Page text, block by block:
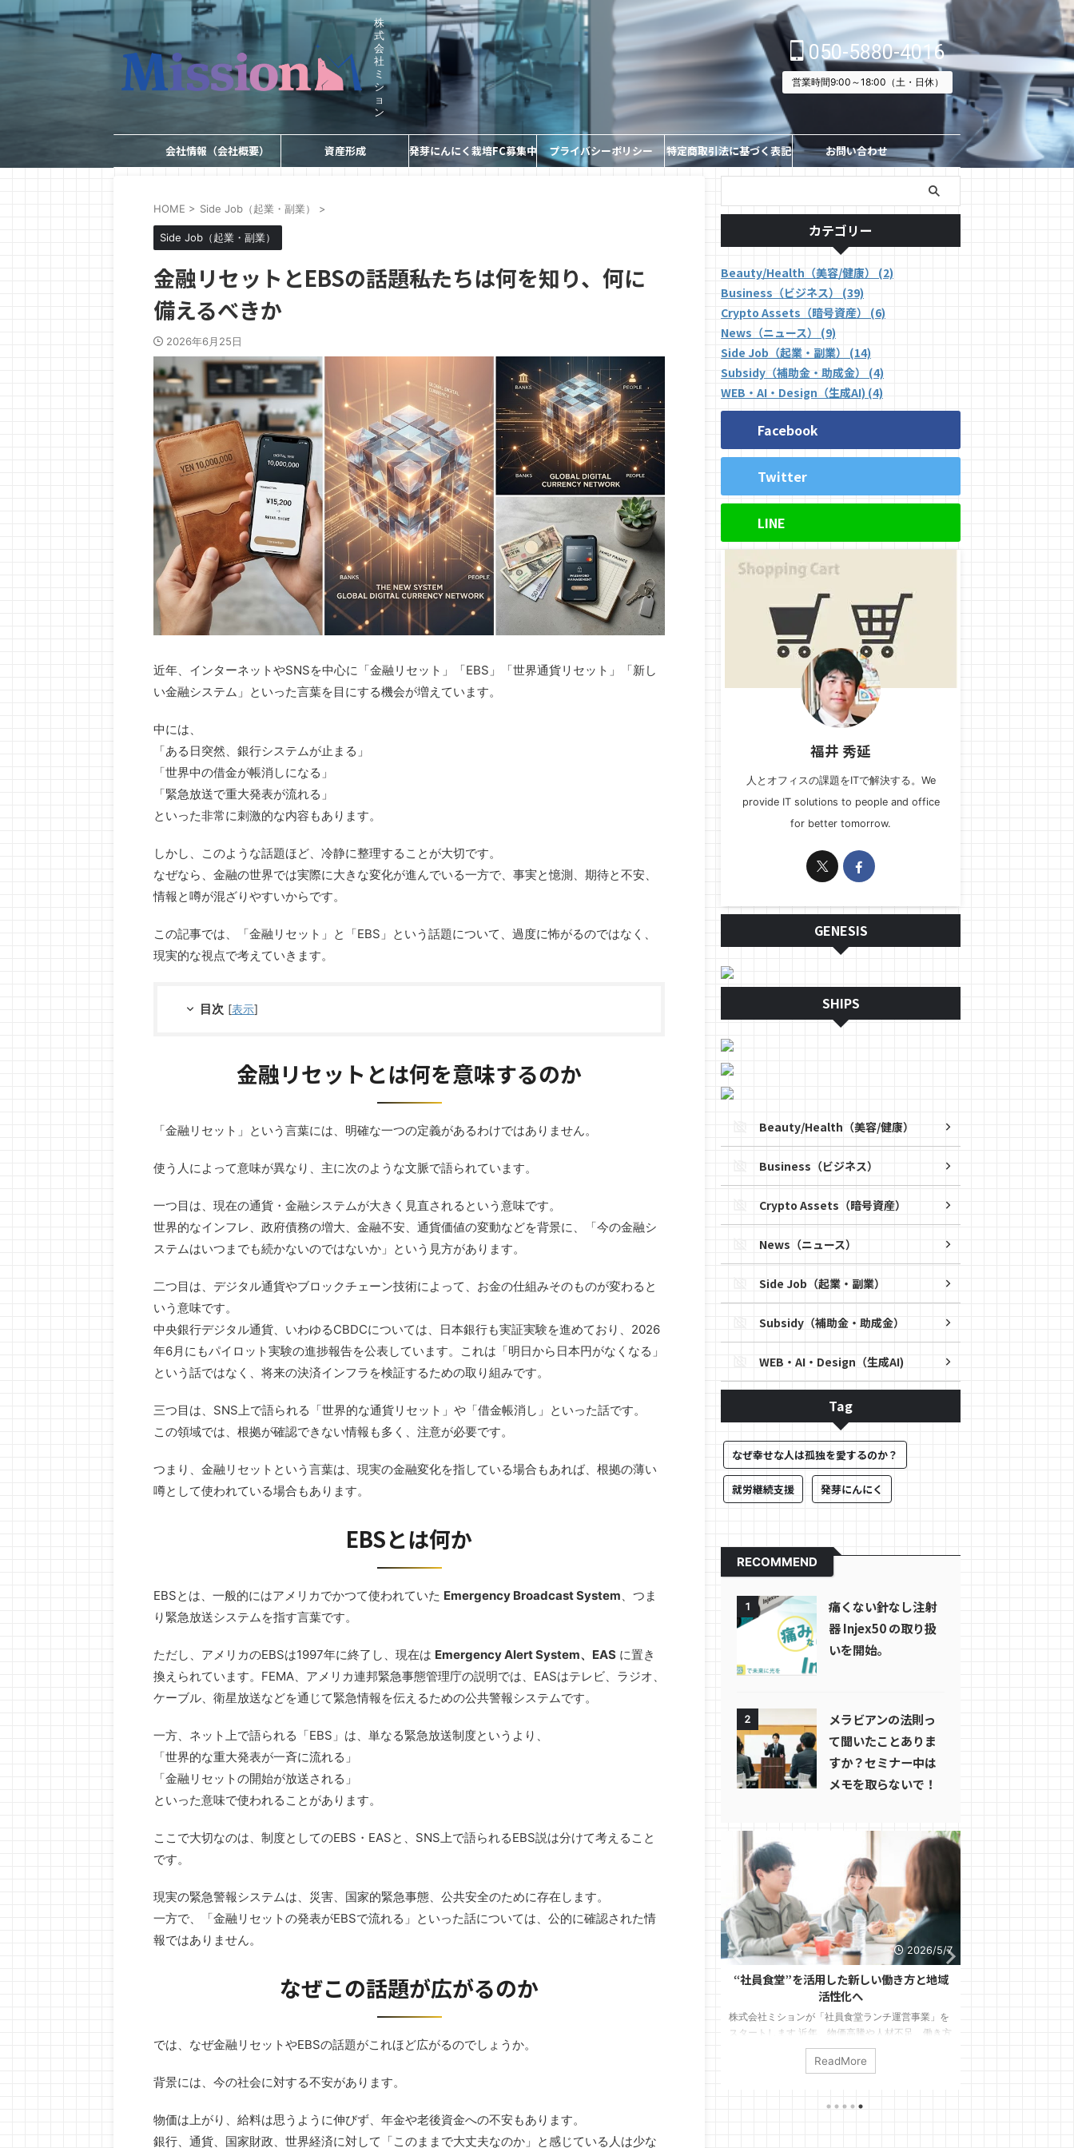
株
式
会
社
ミ
シ
ョ
ン
050-5880-4016
営業時間9:00～18:00（土・日休）
会社情報（会社概要） 資産形成 発芽にんにく栽培FC募集中 プライバシーポリシー 特定商取引法に基づく表記 お問い合わせ
HOME > Side Job（起業・副業） >
Side Job（起業・副業）
金融リセットとEBSの話題――私たちは何を知り、何に
備えるべきか
2026年6月25日
近年、インターネットやSNSを中心に「金融リセット」「EBS」「世界通貨リセット」「新し
い金融システム」といった言葉を目にする機会が増えています。
中には、
「ある日突然、銀行システムが止まる」
「世界中の借金が帳消しになる」
「緊急放送で重大発表が流れる」
といった非常に刺激的な内容もあります。
しかし、このような話題ほど、冷静に整理することが大切です。
なぜなら、金融の世界では実際に大きな変化が進んでいる一方で、事実と憶測、期待と不安、
情報と噂が混ざりやすいからです。
この記事では、「金融リセット」と「EBS」という話題について、過度に怖がるのではなく、
現実的な視点で考えていきます。
目次 [表示]
金融リセットとは何を意味するのか
「金融リセット」という言葉には、明確な一つの定義があるわけではありません。
使う人によって意味が異なり、主に次のような文脈で語られています。
一つ目は、現在の通貨・金融システムが大きく見直されるという意味です。
世界的なインフレ、政府債務の増大、金融不安、通貨価値の変動などを背景に、「今の金融シ
ステムはいつまでも続かないのではないか」という見方があります。
二つ目は、デジタル通貨やブロックチェーン技術によって、お金の仕組みそのものが変わると
いう意味です。
中央銀行デジタル通貨、いわゆるCBDCについては、日本銀行も実証実験を進めており、2026
年6月にもパイロット実験の進捗報告を公表しています。これは「明日から日本円がなくなる」
という話ではなく、将来の決済インフラを検証するための取り組みです。
三つ目は、SNS上で語られる「世界的な通貨リセット」や「借金帳消し」といった話です。
この領域では、根拠が確認できない情報も多く、注意が必要です。
つまり、金融リセットという言葉は、現実の金融変化を指している場合もあれば、根拠の薄い
噂として使われている場合もあります。
EBSとは何か
EBSとは、一般的にはアメリカでかつて使われていた Emergency Broadcast System、つま
り緊急放送システムを指す言葉です。
ただし、アメリカのEBSは1997年に終了し、現在は Emergency Alert System、EAS に置き
換えられています。FEMA、アメリカ連邦緊急事態管理庁の説明では、EASはテレビ、ラジオ、
ケーブル、衛星放送などを通じて緊急情報を伝えるための公共警報システムです。
一方、ネット上で語られる「EBS」は、単なる緊急放送制度というより、
「世界的な重大発表が一斉に流れる」
「金融リセットの開始が放送される」
といった意味で使われることがあります。
ここで大切なのは、制度としてのEBS・EASと、SNS上で語られるEBS説は分けて考えること
です。
現実の緊急警報システムは、災害、国家的緊急事態、公共安全のために存在します。
一方で、「金融リセットの発表がEBSで流れる」といった話については、公的に確認された情
報ではありません。
なぜこの話題が広がるのか
では、なぜ金融リセットやEBSの話題がこれほど広がるのでしょうか。
背景には、今の社会に対する不安があります。
物価は上がり、給料は思うように伸びず、年金や老後資金への不安もあります。
銀行、通貨、国家財政、世界経済に対して「このままで大丈夫なのか」と感じている人は少な
カテゴリー
Beauty/Health（美容/健康） (2)
Business（ビジネス） (39)
Crypto Assets（暗号資産） (6)
News（ニュース） (9)
Side Job（起業・副業） (14)
Subsidy（補助金・助成金） (4)
WEB・AI・Design（生成AI) (4)
Facebook
Twitter
LINE
福井 秀延
人とオフィスの課題をITで解決する。We
provide IT solutions to people and office
for better tomorrow.
GENESIS
SHIPS
Beauty/Health（美容/健康）
Business（ビジネス）
Crypto Assets（暗号資産）
News（ニュース）
Side Job（起業・副業）
Subsidy（補助金・助成金）
WEB・AI・Design（生成AI)
Tag
なぜ幸せな人は孤独を愛するのか？
就労継続支援 発芽にんにく
RECOMMEND
1
痛くない針なし注射
器 Injex50 の取り扱
いを開始。
2
メラビアンの法則っ
て聞いたことありま
すか？セミナー中は
メモを取らないで！
2026/6/25
」といった言葉を目にする機会が増えていま
世界中の借金が帳消しになる」「緊急放送で
す。 しかし、このような話題ほど、冷静に整
ことが大切です。なぜなら、金融の世界では
大きな変化が進んでいる一方で、事実と憶
MWR Lifeとは？“旅行しながら人生を豊か
にする”新しい旅のスタイル
「旅行が好き。でも、旅費が高い…」「家族旅行を
も安くしたい」 そんな方に、今注目されているのが
ルアンバサダーとして活動する中で、「こんなに旅
てきました。 今回は、「MWR Lifeって何？」「本
当に安く旅行できるの？」「怪しくないの？」とい
う疑問も含めて、初心者の方にもわかりやすくご紹
“社員食堂”を活用した新しい働き方と地域
改革などの影響により、「社員の食環境」を見直す
退後、再開できていない 社員数が減り、食堂を維持
できなくなった という課題も増えています。 そこ
で株式会社ミションでは、新規事業として“社員食堂
2026/6/29
CFD取引とは？FXとの違いと、初心者が利
益を狙うために知っておきたい基本
投資や資産運用に興味を持ち始めると、「FX」や
「CFD」という言葉を目にする機会が増えてきま
す。FXは比較的よく知られていますが、CFDについ
ては「聞いたことはあるけれど、よくわからない」
ReadMore